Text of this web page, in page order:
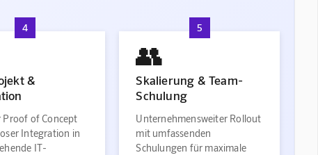
4
&
Proof of Concept
Integration in
IT-
5
👥
Skalierung & Team-
Schulung
Unternehmensweiter Rollout
mit umfassenden
Schulungen für maximale